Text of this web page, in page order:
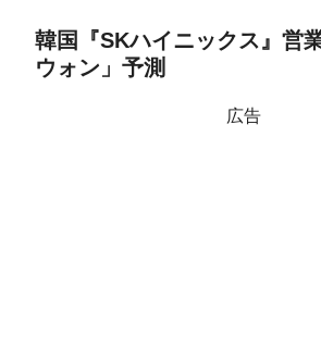
韓国『SKハイニックス』営
ウォン」予測
広告